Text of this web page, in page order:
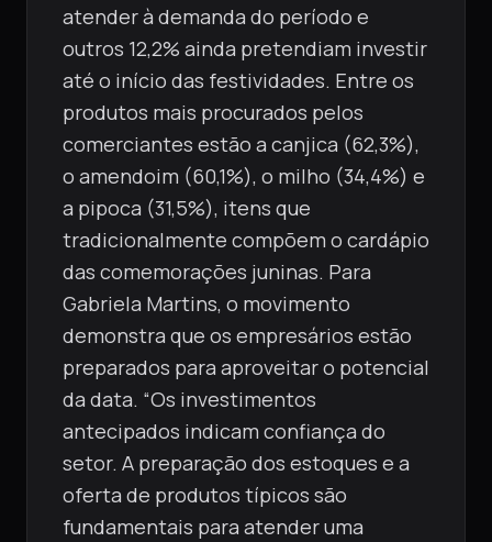
atender à demanda do período e
outros 12,2% ainda pretendiam investir
até o início das festividades. Entre os
produtos mais procurados pelos
comerciantes estão a canjica (62,3%),
o amendoim (60,1%), o milho (34,4%) e
a pipoca (31,5%), itens que
tradicionalmente compõem o cardápio
das comemorações juninas. Para
Gabriela Martins, o movimento
demonstra que os empresários estão
preparados para aproveitar o potencial
da data. “Os investimentos
antecipados indicam confiança do
setor. A preparação dos estoques e a
oferta de produtos típicos são
fundamentais para atender uma